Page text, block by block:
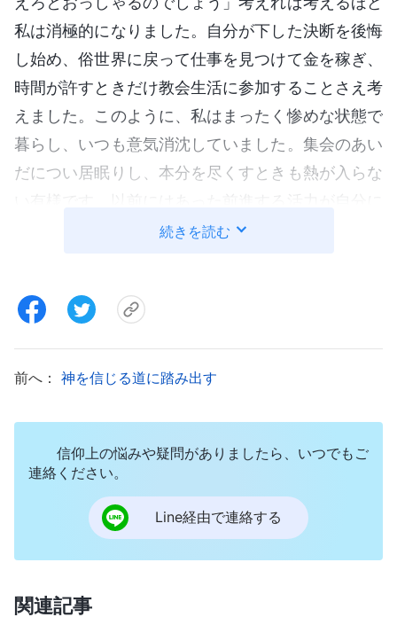
私は消極的になりました。自分が下した決断を後悔
し始め、俗世界に戻って仕事を見つけて金を稼ぎ、
時間が許すときだけ教会生活に参加することさえ考
えました。このように、私はまったく惨めな状態で
暮らし、いつも意気消沈していました。集会のあい
だについ居眠りし、本分を尽くすときも熱が入らな
あるとは感じられず、さりとて退却する勇気もあり
難に耐えられず、神様に背を向けて信仰を失う人が
たが、それは頭の中で警報が鳴ったかのようでし
らなければ、自分も大きな危険にさらされると気づ
きました。しかし、現状を変えて、この消極性から
抜け出るにはどうすればいいというのでしょうか。
それから程なくして、私は神様の御言葉である
以下の文章を目にしました。「
七年間の試練の話に
消沈し、中には文句を言う人もいるなど、ありとあ
続きを読む
前へ： 神を信じる道に踏み出す
信仰上の悩みや疑問がありましたら、いつでもご
連絡ください。
Line経由で連絡する
関連記事